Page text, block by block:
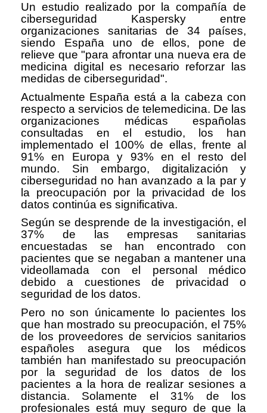
Un estudio realizado por la compañía de
ciberseguridad Kaspersky entre
organizaciones sanitarias de 34 países,
siendo España uno de ellos, pone de
relieve que "para afrontar una nueva era de
medicina digital es necesario reforzar las
medidas de ciberseguridad".
Actualmente España está a la cabeza con
respecto a servicios de telemedicina. De las
organizaciones médicas españolas
consultadas en el estudio, los han
implementado el 100% de ellas, frente al
91% en Europa y 93% en el resto del
mundo. Sin embargo, digitalización y
ciberseguridad no han avanzado a la par y
la preocupación por la privacidad de los
datos continúa es significativa.
Según se desprende de la investigación, el
37% de las empresas sanitarias
encuestadas se han encontrado con
pacientes que se negaban a mantener una
videollamada con el personal médico
debido a cuestiones de privacidad o
seguridad de los datos.
Pero no son únicamente lo pacientes los
que han mostrado su preocupación, el 75%
de los proveedores de servicios sanitarios
españoles asegura que los médicos
también han manifestado su preocupación
por la seguridad de los datos de los
pacientes a la hora de realizar sesiones a
distancia. Solamente el 31% de los
profesionales está muy seguro de que la